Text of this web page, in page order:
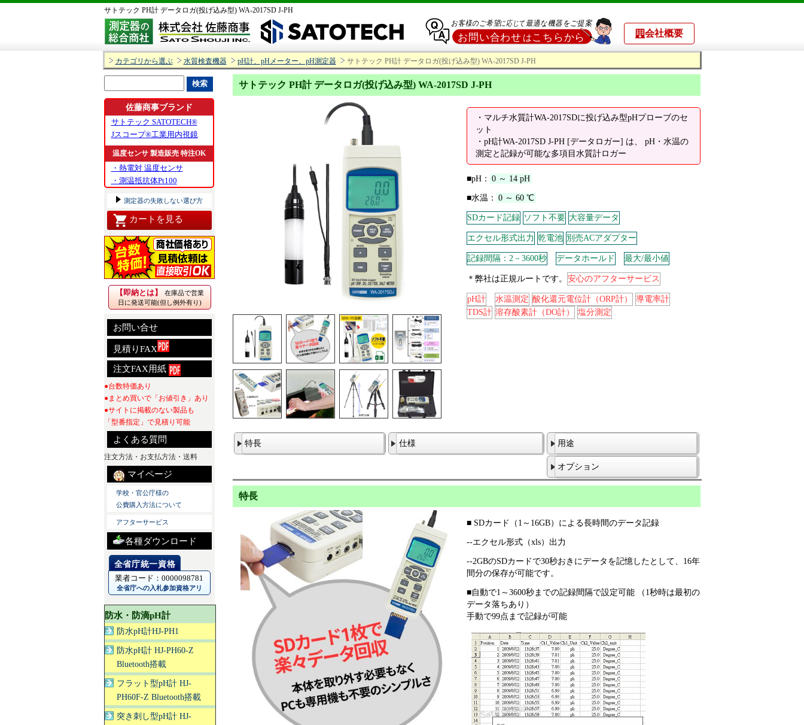
サトテック PH計 データロガ(投げ込み型) WA-2017SD J-PH
会社概要
カテゴリから選ぶ 水質検査機器 pH計、pHメーター、pH測定器 サトテック PH計 データロガ(投げ込み型) WA-2017SD J-PH
サトテック PH計 データロガ(投げ込み型) WA-2017SD J-PH
・マルチ水質計WA-2017SDに投げ込み型pHプローブのセ
ット
・pH計WA-2017SD J-PH [データロガー] は、 pH・水温の
測定と記録が可能な多項目水質計ロガー
■pH： 0 ～ 14 pH
■水温： 0 ～ 60 ℃
SDカード記録 ソフト不要 大容量データ
エクセル形式出力 乾電池 別売ACアダプター
記録間隔：2－3600秒 データホールド 最大/最小値
＊弊社は正規ルートです。 安心のアフターサービス
pH計 水温測定 酸化還元電位計（ORP計）
導電率計
TDS計 溶存酸素計（DO計） 塩分測定
特長 仕様 用途
オプション
特長
■ SDカード（1～16GB）による長時間のデータ記録
--エクセル形式（xls）出力
--2GBのSDカードで30秒おきにデータを記憶したとして、16年
間分の保存が可能です。
■自動で1～3600秒までの記録間隔で設定可能 （1秒時は最初の
データ落ちあり）
手動で99点まで記録が可能
佐藤商事ブランド
サトテック SATOTECH®
Jスコープ®工業用内視鏡
温度センサ 製造販売 特注OK
・熱電対 温度センサ
・測温抵抗体Pt100
測定器の失敗しない選び方
カートを見る
【即納とは】
在庫品で営業
日に発送可能(但し例外有り)
お問い合せ
見積りFAX
注文FAX用紙
●台数特価あり
●まとめ買いで「お値引き」あり
●サイトに掲載のない製品も
「型番指定」で見積り可能
よくある質問
注文方法・お支払方法・送料
マイページ
学校・官公庁様の
公費購入方法について
アフターサービス
各種ダウンロード
業者コード：0000098781
全省庁への入札参加資格アリ
防水・防滴pH計
防水pH計HJ-PH1
防水pH計 HJ-PH60-Z
Bluetooth搭載
フラット型pH計 HJ-
PH60F-Z Bluetooth搭載
突き刺し型pH計 HJ-